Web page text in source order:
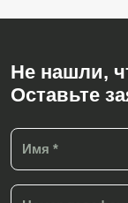
Не нашли,
Оставьте